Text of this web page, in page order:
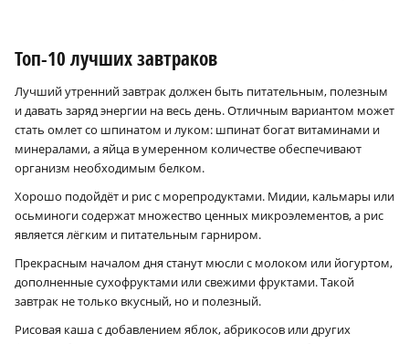
Топ-10 лучших завтраков
Лучший утренний завтрак должен быть питательным, полезным
и давать заряд энергии на весь день. Отличным вариантом может
стать омлет со шпинатом и луком: шпинат богат витаминами и
минералами, а яйца в умеренном количестве обеспечивают
организм необходимым белком.
Хорошо подойдёт и рис с морепродуктами. Мидии, кальмары или
осьминоги содержат множество ценных микроэлементов, а рис
является лёгким и питательным гарниром.
Прекрасным началом дня станут мюсли с молоком или йогуртом,
дополненные сухофруктами или свежими фруктами. Такой
завтрак не только вкусный, но и полезный.
Рисовая каша с добавлением яблок, абрикосов или других